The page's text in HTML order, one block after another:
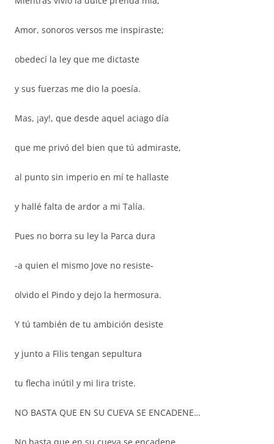
Amor, sonoros versos me inspiraste;
obedecí la ley que me dictaste
y sus fuerzas me dio la poesía.
Mas, ¡ay!, que desde aquel aciago día
que me privó del bien que tú admiraste,
al punto sin imperio en mí te hallaste
y hallé falta de ardor a mi Talía.
Pues no borra su ley la Parca dura
-a quien el mismo Jove no resiste-
olvido el Pindo y dejo la hermosura.
Y tú también de tu ambición desiste
y junto a Filis tengan sepultura
tu flecha inútil y mi lira triste.
NO BASTA QUE EN SU CUEVA SE ENCADENE…